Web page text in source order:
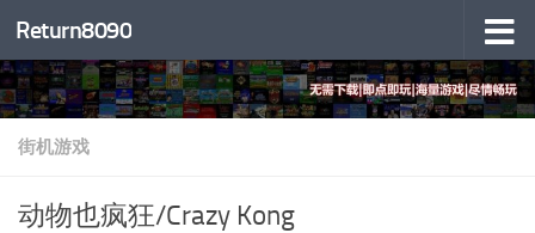
跳至内容
Return8090
街机游戏
动物也疯狂/Crazy Kong